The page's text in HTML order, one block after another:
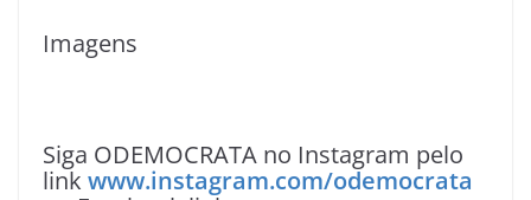
Imagens
Siga ODEMOCRATA no Instagram pelo
link www.instagram.com/odemocrata